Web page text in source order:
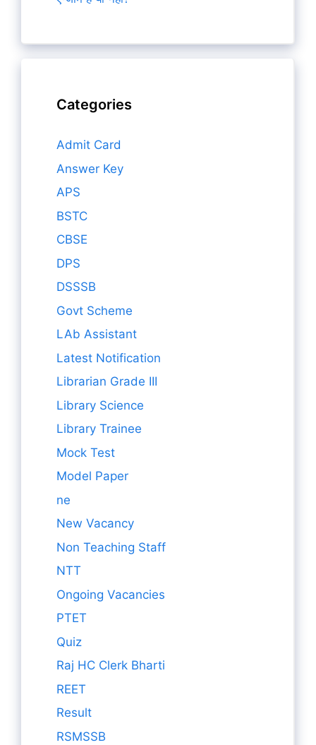
Categories
Admit Card
Answer Key
APS
BSTC
CBSE
DPS
DSSSB
Govt Scheme
LAb Assistant
Latest Notification
Librarian Grade III
Library Science
Library Trainee
Mock Test
Model Paper
ne
New Vacancy
Non Teaching Staff
NTT
Ongoing Vacancies
PTET
Quiz
Raj HC Clerk Bharti
REET
Result
RSMSSB